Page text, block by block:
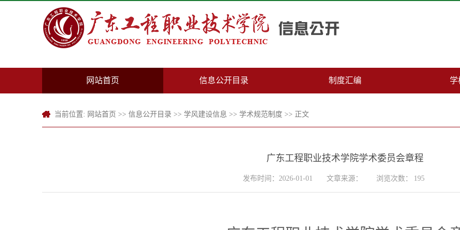
网站首页 信息公开目录 制度汇编 学
当前位置: 网站首页 >> 信息公开目录 >> 学风建设信息 >> 学术规范制度 >> 正文
广东工程职业技术学院学术委员会章程
发布时间：2026-01-01 文章来源： 浏览次数： 195